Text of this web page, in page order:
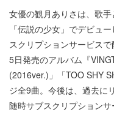
女優の観月ありさは、歌
「伝説の少女」でデビュ
スクリプションサービス
5日発売のアルバム『
(2016ver.)」「TOO SHY
ジ全9曲。今後は、過去に
随時サブスクリプションサ